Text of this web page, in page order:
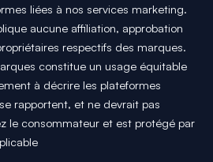
liées à nos services marketing.
aucune affiliation, approbation
respectifs des marques.
constitue un usage équitable
à décrire les plateformes
rapportent, et ne devrait pas
le consommateur et est protégé par